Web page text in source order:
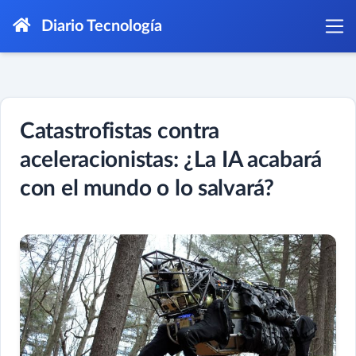
Diario Tecnología
Catastrofistas contra
aceleracionistas: ¿La IA acabará
con el mundo o lo salvará?